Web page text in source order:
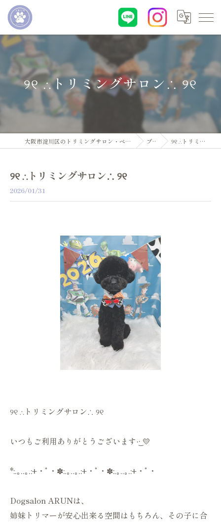
୨୧ ∴トリミングサロン∴ ୨୧
大阪市淀川区のトリミングサロン・ペットサロンならDogsalon ARUN ブログ ୨୧ ∴トリミングサロン∴ ୨୧
୨୧ ∴トリミングサロン∴ ୨୧
2026/01/31
୨୧ ∴トリミングサロン∴ ୨୧
いつもご利用ありがとうございます·͜· 💛
*:.｡..｡.:+・ﾟ・✽:.｡..｡.:+・ﾟ・✽:.｡..｡.:+・ﾟ・
Dogsalon ARUNは、
姉妹トリマーが安心出来る空間はもちろん、その子に合